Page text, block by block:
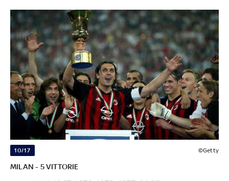
10/17 ©Getty
MILAN - 5 VITTORIE